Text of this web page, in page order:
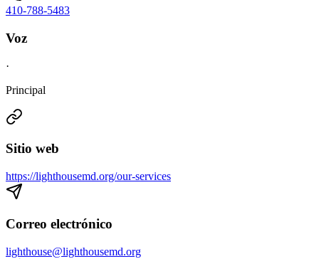
410-788-5483
Voz
·
Principal
Sitio web
https://lighthousemd.org/our-services
Correo electrónico
lighthouse@lighthousemd.org